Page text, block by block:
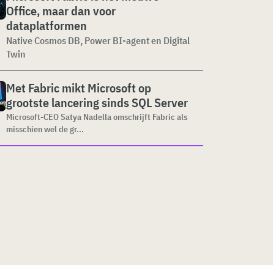
Office, maar dan voor
dataplatformen
Native Cosmos DB, Power BI-agent en Digital
Twin
Met Fabric mikt Microsoft op
grootste lancering sinds SQL Server
Microsoft-CEO Satya Nadella omschrijft Fabric als
misschien wel de gr...